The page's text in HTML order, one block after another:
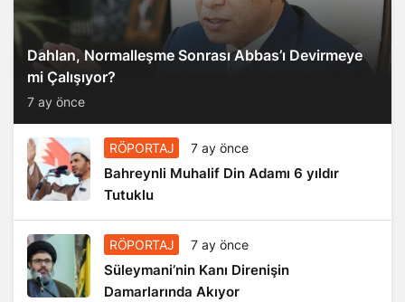
Dahlan, Normalleşme Sonrası Abbas’ı Devirmeye
mi Çalışıyor?
7 ay önce
RÖPORTAJ 7 ay önce
Bahreynli Muhalif Din Adamı 6 yıldır
Tutuklu
RÖPORTAJ 7 ay önce
Süleymani’nin Kanı Direnişin
Damarlarında Akıyor